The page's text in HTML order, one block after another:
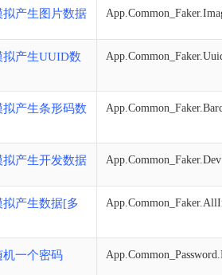
拟产生图片数据
拟产生UUID数
拟产生条形码数
拟产生开发数据 App.Common_Faker.Dev
拟产生数据[多
机一个密码